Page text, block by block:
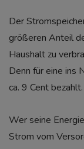
Der
größeren Anteil
Haushalt zu
Denn für eine ins
ca. 9 Cent bezahlt.
Wer seine
Strom vom